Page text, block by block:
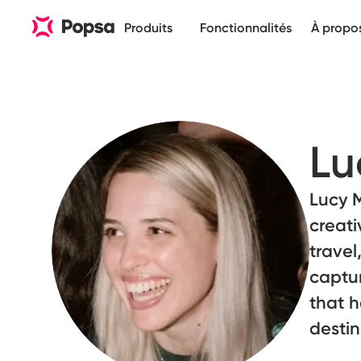
Produits Fonctionnalités À
Lucy
that